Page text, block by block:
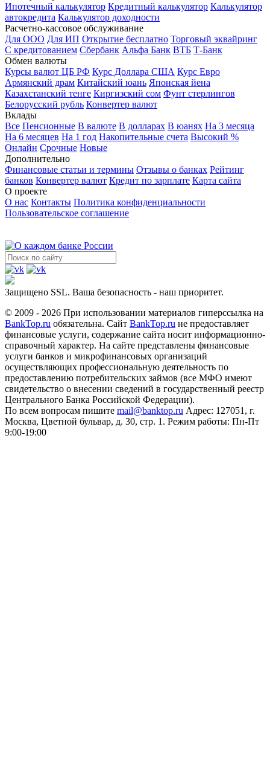
Ипотечный калькулятор Кредитный калькулятор Калькулятор
автокредита Калькулятор доходности
Расчетно-кассовое обслуживание
Для ООО Для ИП Открытие бесплатно Торговый эквайринг
С кредитованием Сбербанк Альфа Банк ВТБ Т-Банк
Обмен валюты
Курсы валют ЦБ РФ Курс Доллара США Курс Евро
Армянский драм Китайский юань Японская йена
Казахстанский тенге Киргизский сом Фунт стерлингов
Белорусский рубль Конвертер валют
Вклады
Все Пенсионные В валюте В долларах В юанях На 3 месяца
На 6 месяцев На 1 год Накопительные счета Высокий %
Онлайн Срочные Новые
Дополнительно
Финансовые статьи и термины Отзывы о банках Рейтинг
банков Конвертер валют Кредит по зарплате Карта сайта
О проекте
О нас Контакты Политика конфиденциальности
Пользовательское соглашение
Защищено SSL. Ваша безопасность - наш приоритет.
© 2009 - 2026 При использовании материалов гиперссылка на
BankTop.ru обязательна. Сайт BankTop.ru не предоставляет
финансовые услуги, содержание сайта носит информационно-
справочный характер. На сайте представлены финансовые
услуги банков и микрофинансовых организаций
осуществляющих профессиональную деятельность по
предоставлению потребительских займов (все МФО имеют
свидетельство о внесении сведений в государственный реестр
Центрального Банка Российской Федерации).
По всем вопросам пишите mail@banktop.ru Адрес: 127051, г.
Москва, Цветной бульвар, д. 30, стр. 1. Режим работы: Пн-Пт
9:00-19:00